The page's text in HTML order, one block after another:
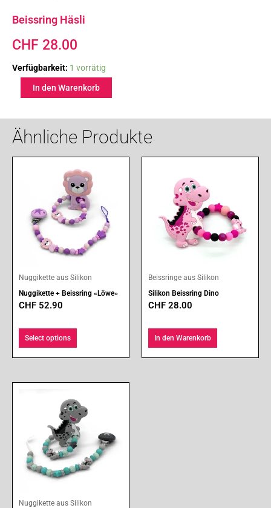
Beissring Häsli
CHF 28.00
Verfügbarkeit: 1 vorrätig
Beissring
Häsli
MengeIn den Warenkorb
Ähnliche Produkte
Nuggikette aus Silikon
Nuggikette + Beissring «Löwe»
CHF 52.90
Select options
Beissringe aus Silikon
Silikon Beissring Dino
CHF 28.00
In den Warenkorb
Nuggikette aus Silikon